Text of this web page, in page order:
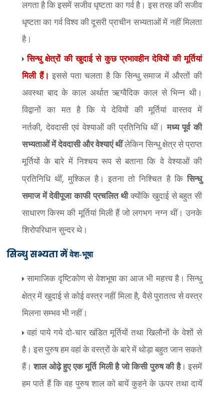
लगता है कि इसमें सजीव धृष्टता का गर्व है। इस तरह की सजीव
धृष्टता का गर्व विश्व की दूसरी प्राचीन सभ्यताओं में नहीं मिलता
है।
सिन्धु क्षेत्रों की खुदाई से कुछ प्रभावहीन देवियों की मूर्तियां
मिली हैं।इससे पता चलता है कि सिन्धु समाज में औरतों की
अवस्था बाद के काल अर्थात ऋग्वैदिक काल से भिन्न थी।
विद्वानों का मत है कि ये देवियों की मूर्तियां वास्तव में
नर्तकी, देवदासी एवं वेश्याओं की प्रतिनिधि थीं।मध्य पूर्व की
सभ्यताओं में देवदासी और वेश्याएं थींलेकिन सिन्धु क्षेत्र से प्राप्त
मूर्तियों के बारे में निश्चय रूप से बताना कि वे वेश्याओं की
प्रतिनिधि थीं,मुश्किल है। इतना तो निश्चित है किसिन्धु
समाज में देवीपूजा काफी प्रचलित थीक्योंकि खुदाई से बहुत सी
साधारण किस्म की मूर्तियां मिली हैं जो लगभग नग्न थीं। उनके
शिरोपरिधान सुन्दर थे।
सिन्धु सभ्यता मेंवेश-भूषा
सामाजिक दृष्टिकोण से वेशभूषा का आज भी महत्त्व है। सिन्धु
क्षेत्र में खुदाई से कोई वस्त्र नहीं मिला है, वैसे पुरातत्व से वस्त्र
मिलना सम्भव भी नहीं।
वहां पाये गये दो-चार खंडित मूर्तियों तथा खिलौनों के वेशों से
है। इस पुरुष हम वहां के वस्त्रों के बारे में थोड़ा बहुत जान सकते
हैं।शाल ओढ़े हुए एक मूर्ति मिली है जो किसी पुरुष की है। इसमें
हम पाते हैं कि वह पुरुष शाल को बायें कुहने के ऊपर तथा दायें